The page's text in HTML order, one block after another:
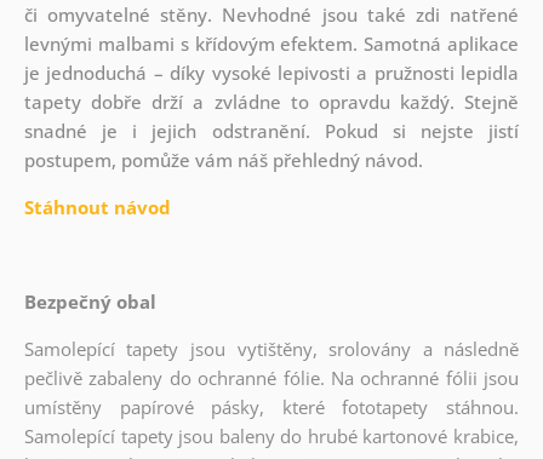
či omyvatelné stěny. Nevhodné jsou také zdi natřené
levnými malbami s křídovým efektem. Samotná aplikace
je jednoduchá – díky vysoké lepivosti a pružnosti lepidla
tapety dobře drží a zvládne to opravdu každý. Stejně
snadné je i jejich odstranění. Pokud si nejste jistí
postupem, pomůže vám náš přehledný návod.
Stáhnout návod
Bezpečný obal
Samolepící tapety jsou vytištěny, srolovány a následně
pečlivě zabaleny do ochranné fólie. Na ochranné fólii jsou
umístěny papírové pásky, které fototapety stáhnou.
Samolepící tapety jsou baleny do hrubé kartonové krabice,